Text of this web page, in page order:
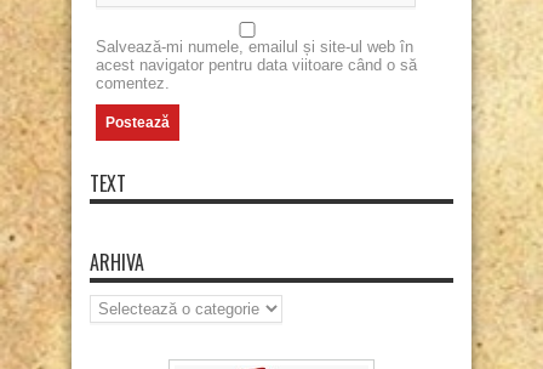
Salvează-mi numele, emailul și site-ul web în
acest navigator pentru data viitoare când o să
comentez.
TEXT
ARHIVA
Arhiva